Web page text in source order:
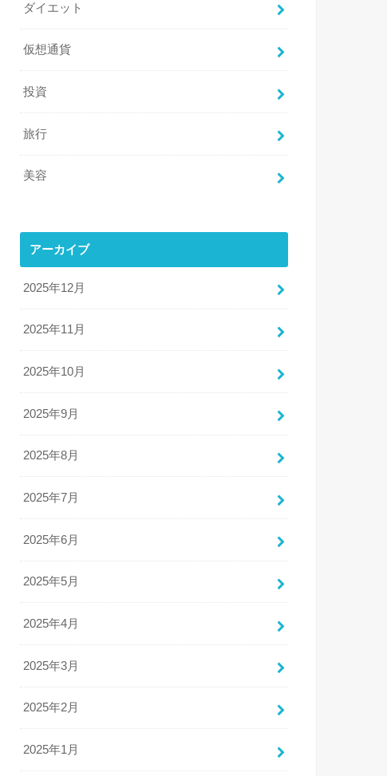
ダイエット
仮想通貨
投資
旅行
美容
アーカイブ
2025年12月
2025年11月
2025年10月
2025年9月
2025年8月
2025年7月
2025年6月
2025年5月
2025年4月
2025年3月
2025年2月
2025年1月